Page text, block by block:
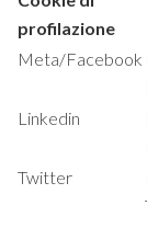
profilazione
Meta/Facebook
Linkedin
Twitter